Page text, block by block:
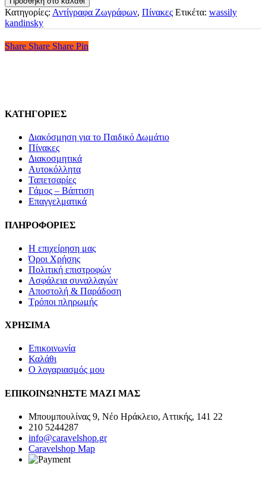
Καμβά
Jaune
Rouge
Bleu
-
Κατηγορίες: Αντίγραφα Ζωγράφων, Πίνακες Ετικέτα: wassily
kandinsky
Share
Share Share Share Pin
ΚΑΤΗΓΟΡΙΕΣ
Διακόσμηση για το Παιδικό Δωμάτιο
Πίνακες
Διακοσμητικά
Αυτοκόλλητα
Ταπετσαρίες
Γάμος – Βάπτιση
Επαγγελματικά
ΠΛΗΡΟΦΟΡΙΕΣ
Η επιχείρηση μας
Όροι Χρήσης
Πολιτική επιστροφών
Ασφάλεια συναλλαγών
Αποστολή & Παράδοση
Τρόποι πληρωμής
ΧΡΗΣΙΜΑ
Επικοινωνία
Καλάθι
Ο λογαριασμός μου
ΕΠΙΚΟΙΝΩΝΗΣΤΕ ΜΑΖΙ ΜΑΣ
Μπουμπουλίνας 9, Νέο Ηράκλειο, Αττικής, 141 22
210 5244287
info@caravelshop.gr
Caravelshop Map